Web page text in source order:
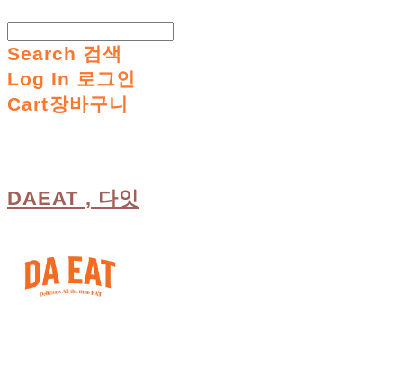
Search 검색
Log In 로그인
Cart장바구니
DAEAT , 다잇